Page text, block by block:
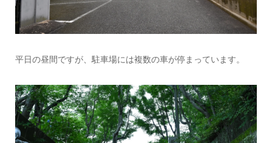
平日の昼間ですが、駐車場には複数の車が停まっています。